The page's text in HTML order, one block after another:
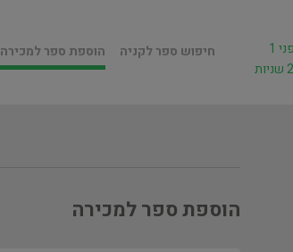
חיפוש ספר לקניה הוספת ספר למכירה
ספר אחרון נוסף לפני 1
הוספת ספר למכירה